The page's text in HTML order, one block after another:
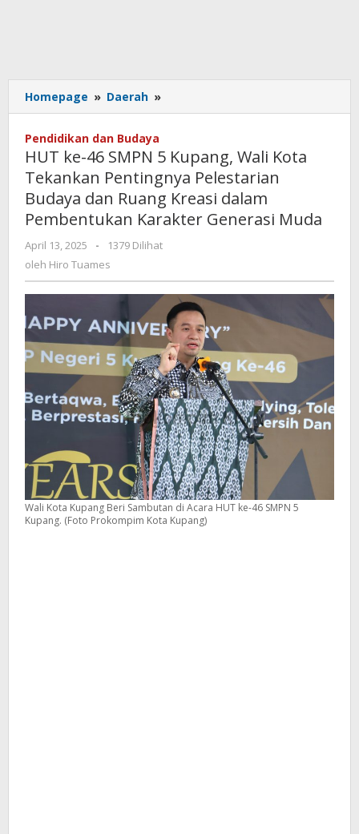
Homepage » Daerah »
ke-
5
Kupang,
Wali
Kota
Tekankan
Budaya
dan
Ruang
Kreasi
dalam
Pembentukan
Karakter
Generasi
Muda
Pendidikan dan Budaya
HUT ke-46 SMPN 5 Kupang, Wali Kota
Tekankan Pentingnya Pelestarian
Budaya dan Ruang Kreasi dalam
Pembentukan Karakter Generasi Muda
April 13, 2025
oleh
-
1379 Dilihat
oleh Hiro Tuames
Wali Kota Kupang Beri Sambutan di Acara HUT ke-46 SMPN 5
Kupang. (Foto Prokompim Kota Kupang)